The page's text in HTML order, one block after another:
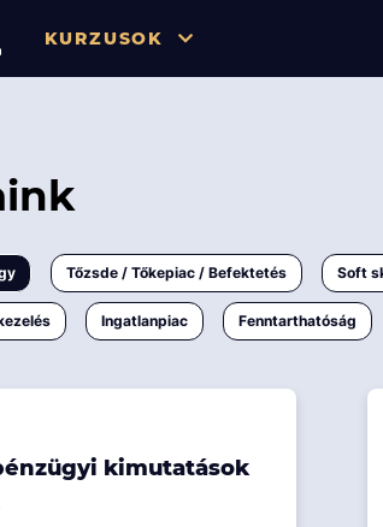
KURZUSOK
Tőzsde / Tőkepiac / Befektetés
Soft skill
Menedzsment / Vállalatvezetés
Hatósági Képzések és Vizsgák
Tőzsde / Tőkepiac / Befektetés Soft
Ingatlanpiac Fenntarthatóság
kimutatások